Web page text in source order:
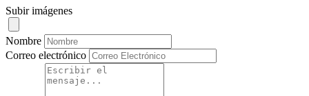
Subir imágenes
Nombre
Correo electrónico